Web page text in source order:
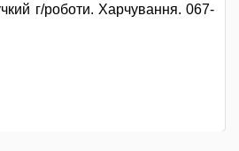
г/роботи. Харчування. 067-